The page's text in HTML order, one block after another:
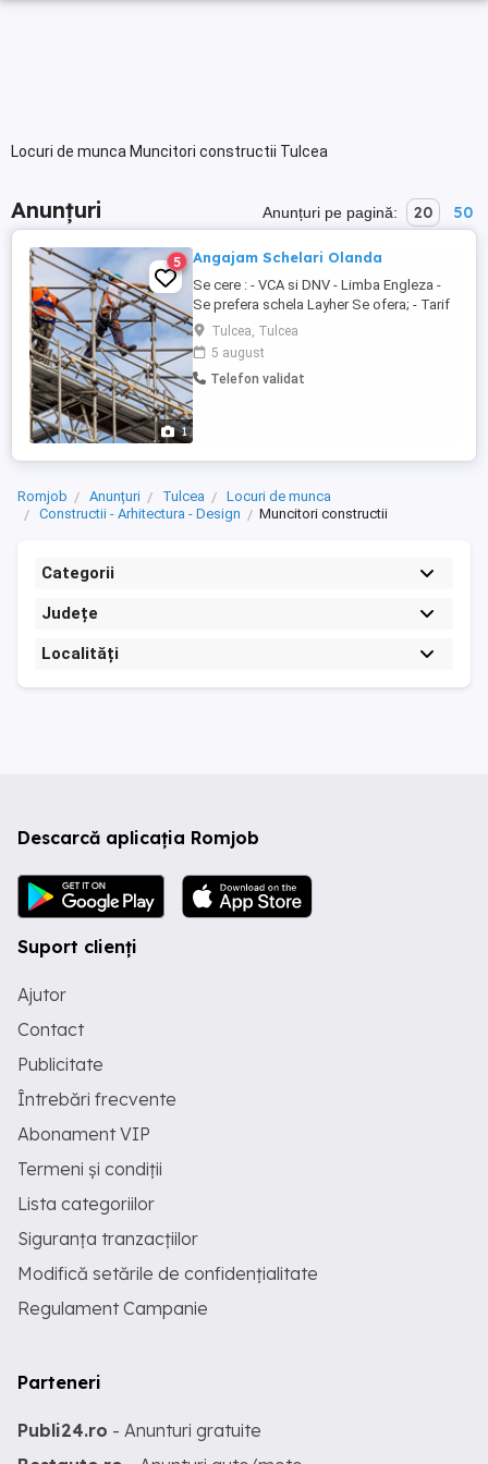
Locuri de munca Muncitori constructii Tulcea
Anunțuri Anunțuri pe pagină: 20 50
1
5 Angajam Schelari Olanda
Se cere : - VCA si DNV - Limba Engleza -
Se prefera schela Layher Se ofera; - Tarif
orar de 20 euro net pentru First Builder cu
DNV - Posibilitatea de a face ore overtime
- Asigurare medicala - Colaborare pe o
perioada indelungata - Cazare asigurata(
Tulcea, Tulcea
5 august
Telefon validat
Romjob Anunțuri Tulcea
Locuri de munca
Constructii - Arhitectura - Design
Muncitori constructii
Categorii
Județe
Localități
Descarcă aplicația Romjob
Suport clienți
Ajutor
Contact
Publicitate
Întrebări frecvente
Abonament VIP
Termeni și condiții
Lista categoriilor
Siguranța tranzacțiilor
Modifică setările de confidențialitate
Regulament Campanie
Parteneri
Publi24.ro - Anunturi gratuite